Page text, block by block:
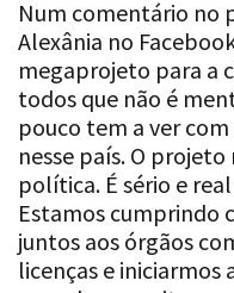
megaprojeto para a
todos que não é
pouco tem a ver
nesse país. O
política. É sério e
Estamos cumprindo
juntos aos órgãos
licenças e iniciarmos
complexo, muito